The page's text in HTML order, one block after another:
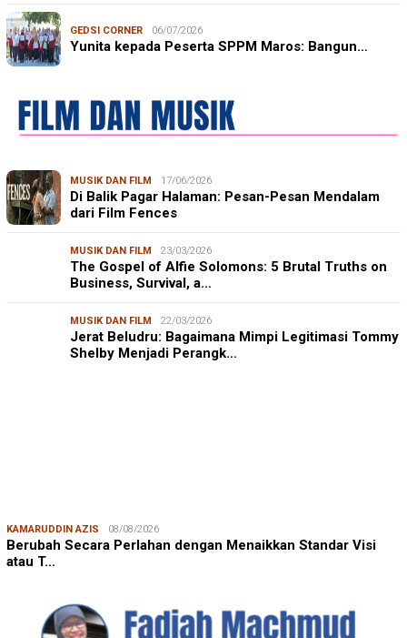
GEDSI CORNER 06/07/2026
Yunita kepada Peserta SPPM Maros: Bangun…
MUSIK DAN FILM 17/06/2026
Di Balik Pagar Halaman: Pesan-Pesan Mendalam
dari Film Fences
MUSIK DAN FILM 23/03/2026
The Gospel of Alfie Solomons: 5 Brutal Truths on
Business, Survival, a…
MUSIK DAN FILM 22/03/2026
Jerat Beludru: Bagaimana Mimpi Legitimasi Tommy
Shelby Menjadi Perangk…
KAMARUDDIN AZIS 08/08/2026
Berubah Secara Perlahan dengan Menaikkan Standar Visi
atau T…